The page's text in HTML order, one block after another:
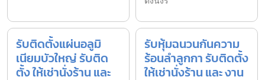
รับติดตั้งแผ่นอลูมิ
เนียมบัวใหญ่ รับติด
ตั้ง ให้เช่านั่งร้าน และ
รับหุ้มฉนวนกันความ
ร้อนลำลูกกา รับติดตั้ง
ให้เช่านั่งร้าน และ งาน